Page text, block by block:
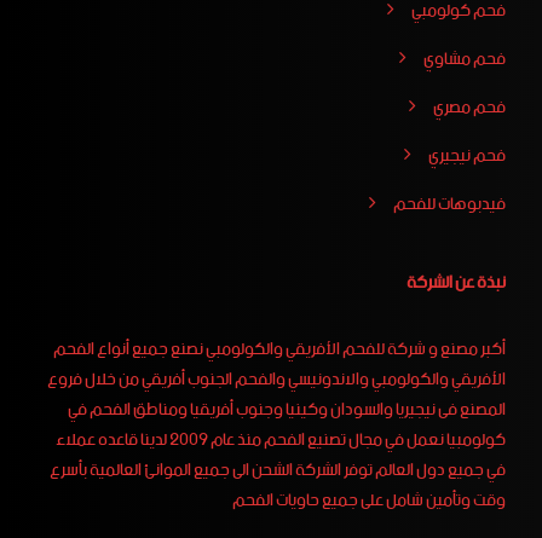
فحم كولومبي
فحم مشاوي
فحم مصري
فحم نيجيري
فيدبوهات للفحم
نبذة عن الشركة
أكبر مصنع و شركة للفحم الأفريقي والكولومبي نصنع جميع أنواع الفحم
الأفريقي والكولومبي والاندونيسي والفحم الجنوب أفريقي من خلال فروع
المصنع فى نيجيريا والسودان وكينيا وجنوب أفريقيا ومناطق الفحم في
كولومبيا نعمل في مجال تصنيع الفحم منذ عام 2009 لدينا قاعده عملاء
في جميع دول العالم توفر الشركة الشحن الى جميع الموانئ العالمية بأسرع
وقت وتأمين شامل على جميع حاويات الفحم